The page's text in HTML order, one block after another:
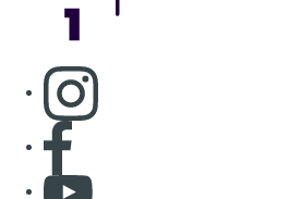
Consulter page Instagram
Consulter page Facebook
Consulter Youtube